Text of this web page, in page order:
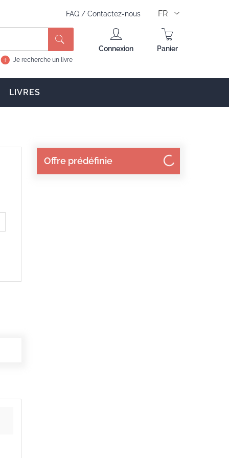
FAQ / Contactez-nous FR
Je recherche un livre
Connexion Panier
LIVRES
Offre prédéfinie